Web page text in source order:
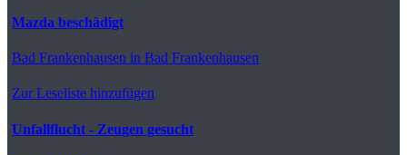
Mazda beschädigt
Bad Frankenhausen in Bad Frankenhausen
Zur Leseliste hinzufügen
Unfallflucht - Zeugen gesucht